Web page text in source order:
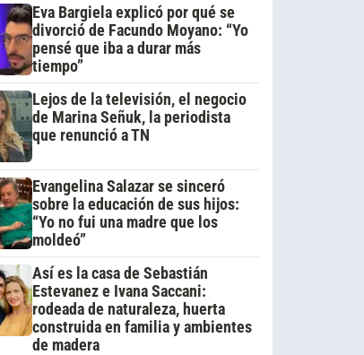
Eva Bargiela explicó por qué se
divorció de Facundo Moyano: “Yo
pensé que iba a durar más
tiempo”
Lejos de la televisión, el negocio
de Marina Señuk, la periodista
que renunció a TN
Evangelina Salazar se sinceró
sobre la educación de sus hijos:
“Yo no fui una madre que los
moldeó”
Así es la casa de Sebastián
Estevanez e Ivana Saccani:
rodeada de naturaleza, huerta
construida en familia y ambientes
de madera